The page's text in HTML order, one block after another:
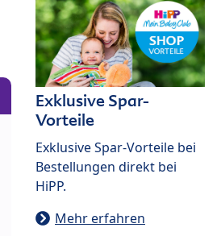
Exklusive Spar-
Vorteile
Exklusive Spar-Vorteile bei
Bestellungen direkt bei
HiPP.
Mehr erfahren